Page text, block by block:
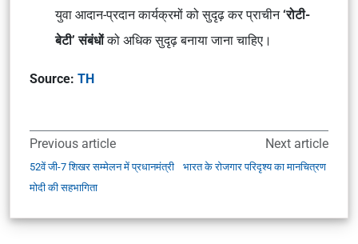
युवा आदान-प्रदान कार्यक्रमों को सुदृढ़ कर प्राचीन‘रोटी-
बेटी’ संबंधोंको अधिक सुदृढ़ बनाया जाना चाहिए।
Source: TH
Previous article
52वें जी-7 शिखर सम्मेलन में प्रधानमंत्री
मोदी की सहभागिता
Next article
भारत के रोजगार परिदृश्य का मानचित्रण